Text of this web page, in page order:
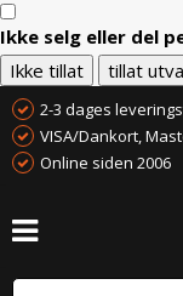
Ikke selg eller del
Ikke tillat
tillat
2-3 dages
VISA/Dankort,
Online siden 2006